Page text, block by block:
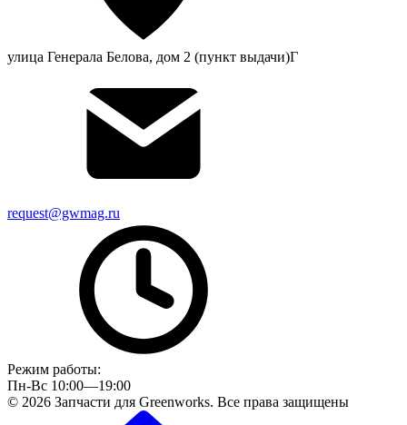
улица Генерала Белова, дом 2 (пункт выдачи)Г
request@gwmag.ru
Режим работы:
Пн-Вс 10:00—19:00
© 2026 Запчасти для Greenworks. Все права защищены